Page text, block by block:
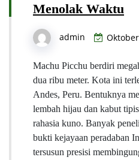
Menolak Waktu
admin
Machu Picchu berdiri
dua ribu meter. Kota ini
Andes, Peru. Bentuknya
lembah hijau dan kabut
rahasia kuno. Banyak
bukti kejayaan peradaban
tersusun presisi